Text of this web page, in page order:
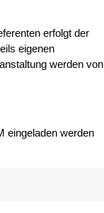
erfolgt der
eigenen
werden von
eingeladen werden